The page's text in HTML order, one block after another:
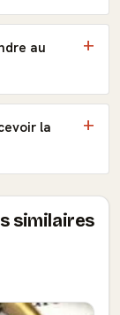
au
la
similaires